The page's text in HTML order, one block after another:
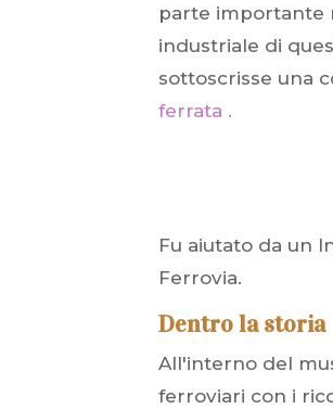
parte importante
industriale di
sottoscrisse una
ferrata .
Fu aiutato da un
Ferrovia.
Dentro la storia
All'interno del
ferroviari con i